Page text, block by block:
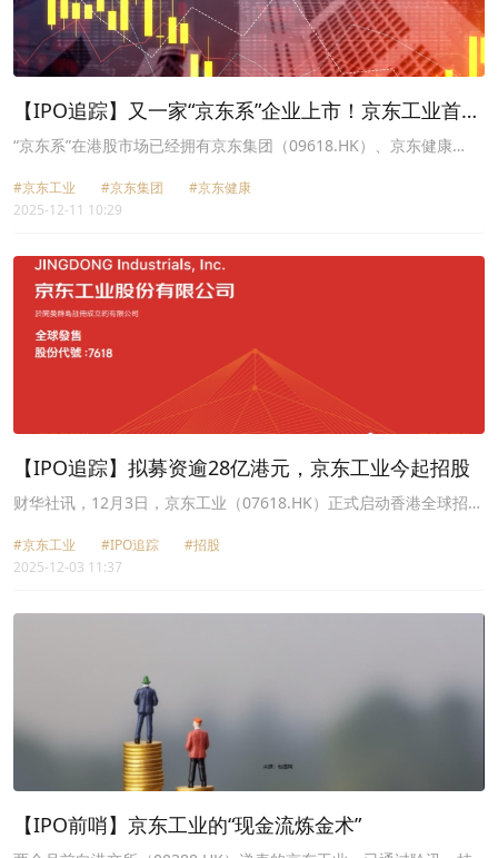
【IPO追踪】又一家“京东系”企业上市！京东工业首挂
破发
“京东系”在港股市场已经拥有京东集团（09618.HK）、京东健康
#京东工业 #京东集团
#京东健康
2025-12-11 10:29
【IPO追踪】拟募资逾28亿港元，京东工业今起招股
财华社讯，12月3日，京东工业（07618.HK）正式启动香港全球招
港公开发售部分为2112.1万股。
#京东工业 #IPO追踪
#招股
2025-12-03 11:37
【IPO前哨】京东工业的“现金流炼金术”